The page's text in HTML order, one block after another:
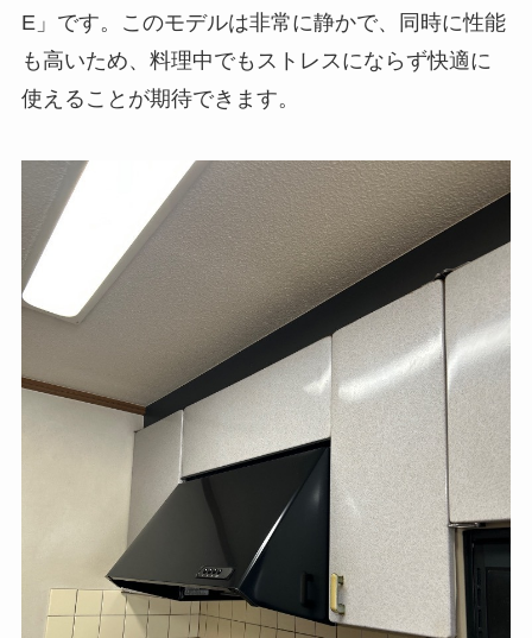
E」です。このモデルは非常に静かで、同時に性能
も高いため、料理中でもストレスにならず快適に
使えることが期待できます。